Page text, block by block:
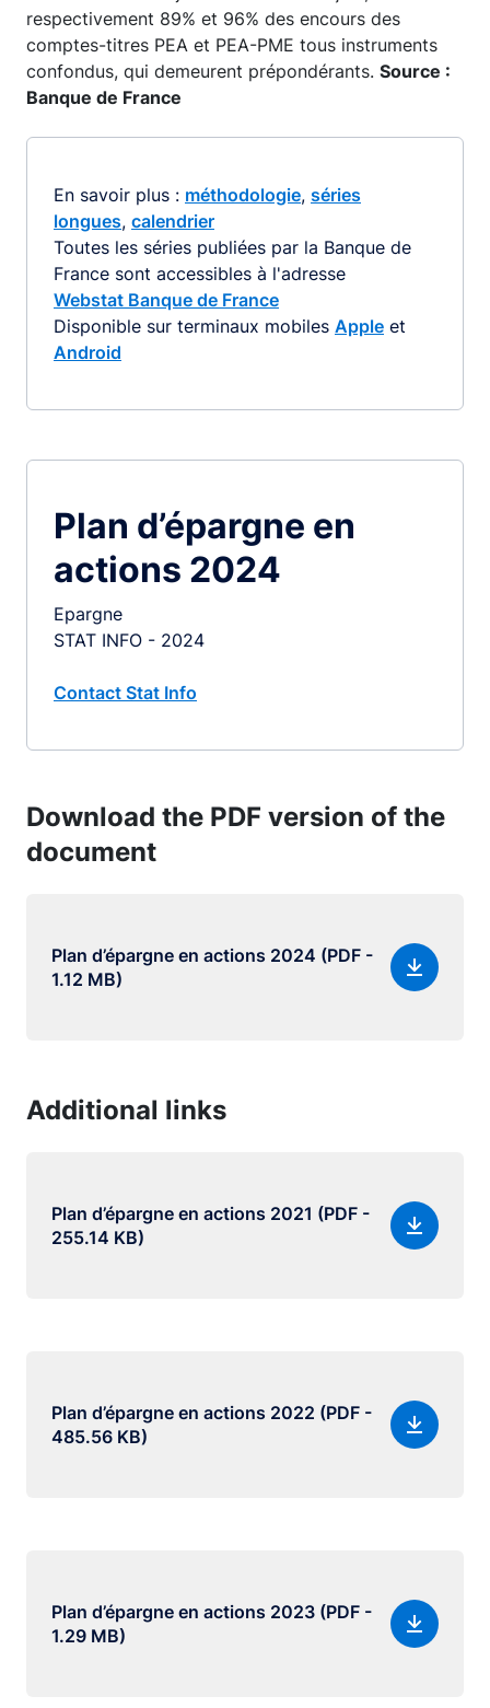
respectivement 89% et 96% des encours des
comptes-titres PEA et PEA-PME tous instruments
confondus, qui demeurent prépondérants. Source :
Banque de France
En savoir plus : méthodologie, séries
longues, calendrier
Toutes les séries publiées par la Banque de
France sont accessibles à l'adresse
Webstat Banque de France
Disponible sur terminaux mobiles Apple et
Android
Plan d’épargne en
actions 2024
Epargne
STAT INFO - 2024
Contact Stat Info
Download the PDF version of the
document
Plan d’épargne en actions 2024 (PDF -
1.12 MB)
Additional links
Plan d’épargne en actions 2021 (PDF -
255.14 KB)
Plan d’épargne en actions 2022 (PDF -
485.56 KB)
Plan d’épargne en actions 2023 (PDF -
1.29 MB)